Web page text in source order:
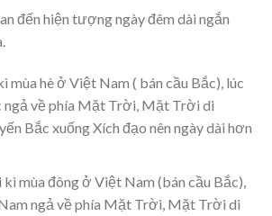
đến hiện tượng ngày đêm dài ngắn
mùa hè ở Việt Nam ( bán cầu Bắc), lúc
ngả về phía Mặt Trời, Mặt Trời di
Bắc xuống Xích đạo nên ngày dài hơn
mùa đông ở Việt Nam (bán cầu Bắc),
ngả về phía Mặt Trời, Mặt Trời di